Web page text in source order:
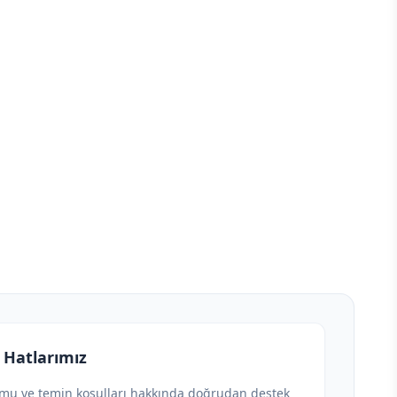
ve temin koşulları hakkında doğrudan destek